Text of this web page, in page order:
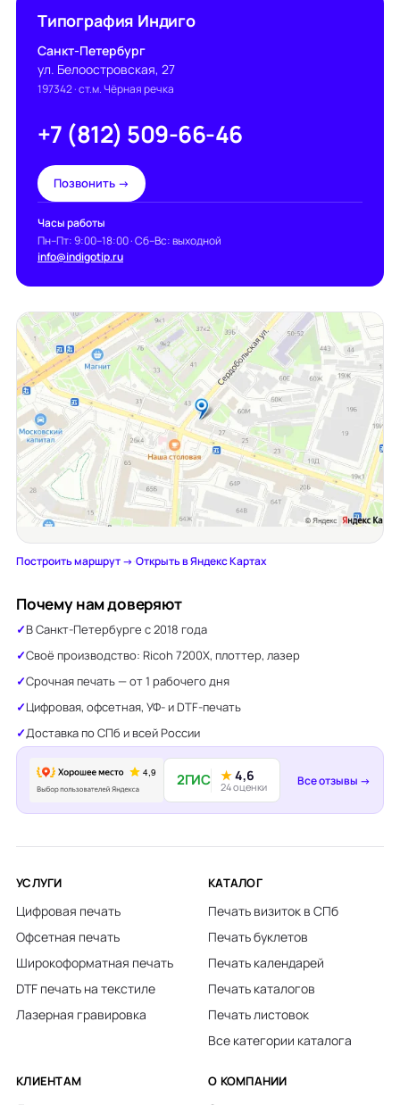
Типография Индиго
Санкт-Петербург
ул. Белоостровская, 27
197342· ст.м. Чёрная речка
+7 (812) 509-66-46
Позвонить →
Часы работы
Пн–Пт: 9:00–18:00 · Сб–Вс: выходной
info@indigotip.ru
Построить маршрут →·Открыть в Яндекс Картах
Почему нам доверяют
В Санкт-Петербурге с 2018 года
Своё производство: Ricoh 7200X, плоттер, лазер
Срочная печать — от 1 рабочего дня
Цифровая, офсетная, УФ- и DTF-печать
Доставка по СПб и всей России
2ГИС ★4,6
24 оценки Все отзывы →
УСЛУГИ
Цифровая печать
Офсетная печать
Широкоформатная печать
DTF печать на текстиле
Лазерная гравировка
КАТАЛОГ
Печать визиток в СПб
Печать буклетов
Печать календарей
Печать каталогов
Печать листовок
Все категории каталога
КЛИЕНТАМ О КОМПАНИИ